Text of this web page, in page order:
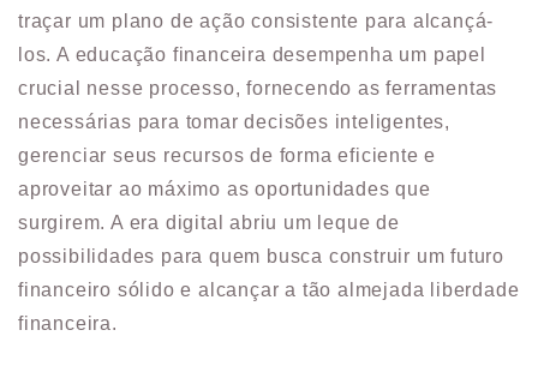
traçar um plano de ação consistente para alcançá-
los. A educação financeira desempenha um papel
crucial nesse processo, fornecendo as ferramentas
necessárias para tomar decisões inteligentes,
gerenciar seus recursos de forma eficiente e
aproveitar ao máximo as oportunidades que
surgirem. A era digital abriu um leque de
possibilidades para quem busca construir um futuro
financeiro sólido e alcançar a tão almejada liberdade
financeira.